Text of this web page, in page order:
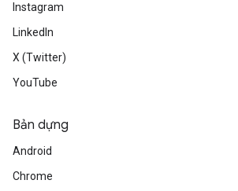
Instagram
LinkedIn
X (Twitter)
YouTube
Bản dựng
Android
Chrome